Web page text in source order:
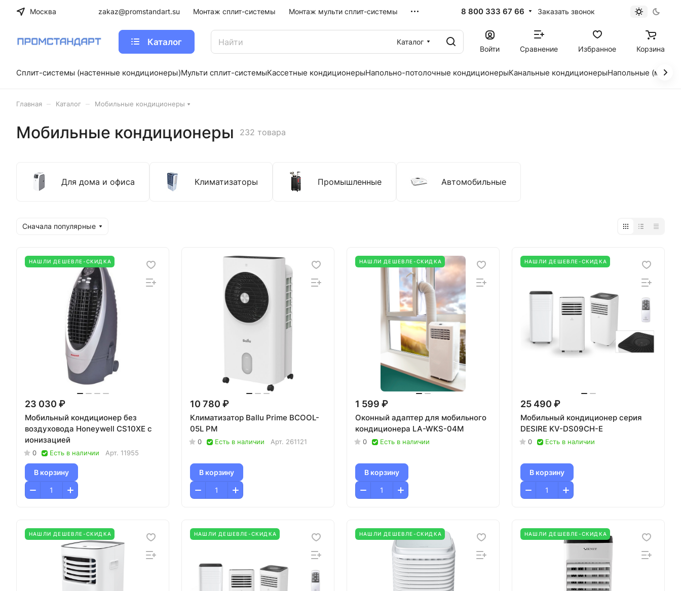
Москва zakaz@promstandart.su Монтаж сплит-системы Монтаж мульти сплит-системы 8 800 333 67 66 Заказать звонок
Каталог
Каталог
Войти
Сравнение Избранное Корзина
Сплит-системы (настенные кондиционеры)Мульти сплит-системыКассетные кондиционерыНапольно-потолочные кондиционерыКанальные кондиционерыНапольные
Главная Каталог Мобильные кондиционеры
Мобильные кондиционеры 232 товара
Для дома и офиса Климатизаторы Промышленные Автомобильные
Сначала популярные
НАШЛИ ДЕШЕВЛЕ-СКИДКА
23 030 ₽
Мобильный кондиционер без
воздуховода Honeywell CS10XE с
ионизацией
0 Есть в наличии Арт. 11955
В корзину
10 780 ₽
Климатизатор Ballu Prime BCOOL-
05L PM
0 Есть в наличии Арт. 261121
В корзину
НАШЛИ ДЕШЕВЛЕ-СКИДКА
1 599 ₽
Оконный адаптер для мобильного
кондиционера LA-WKS-04M
0 Есть в наличии
В корзину
НАШЛИ ДЕШЕВЛЕ-СКИДКА
25 490 ₽
Мобильный кондиционер серия
DESIRE KV-DS09CH-E
0 Есть в наличии
В корзину
НАШЛИ ДЕШЕВЛЕ-СКИДКА НАШЛИ ДЕШЕВЛЕ-СКИДКА НАШЛИ ДЕШЕВЛЕ-СКИДКА НАШЛИ ДЕШЕВЛЕ-СКИДКА